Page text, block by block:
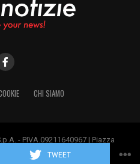
TWEET
CHI SIAMO
- PIVA.09211640967 | Piazza
20123 Milano